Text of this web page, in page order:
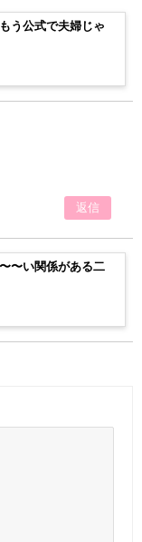
う公式で夫婦じゃ
返信
〜い関係がある二